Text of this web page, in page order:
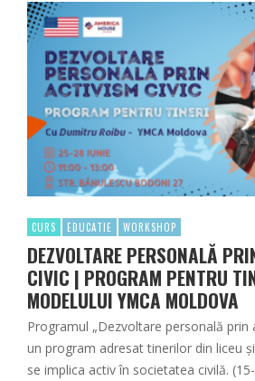
CURS EDUCATIE WORKSHOP
DEZVOLTARE PERSONALĂ
CIVIC | PROGRAM PENTRU
MODELULUI YMCA MOLDOVA
Programul „Dezvoltare personală prin
un program adresat tinerilor din liceu
se implica activ în societatea civilă.